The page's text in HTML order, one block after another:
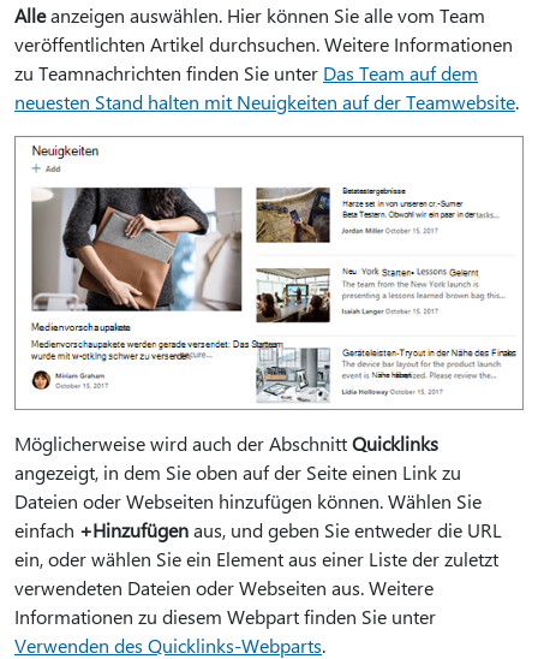
Alleanzeigen auswählen. Hier können Sie alle vom Team
veröffentlichten Artikel durchsuchen. Weitere Informationen
zu Teamnachrichten finden Sie unter Das Team auf dem
neuesten Stand halten mit Neuigkeiten auf der Teamwebsite.
Möglicherweise wird auch der AbschnittQuicklinks
angezeigt, in dem Sie oben auf der Seite einen Link zu
Dateien oder Webseiten hinzufügen können. Wählen Sie
einfach +Hinzufügenaus, und geben Sie entweder die URL
ein, oder wählen Sie ein Element aus einer Liste der zuletzt
verwendeten Dateien oder Webseiten aus. Weitere
Informationen zu diesem Webpart finden Sie unter
Verwenden des Quicklinks-Webparts.